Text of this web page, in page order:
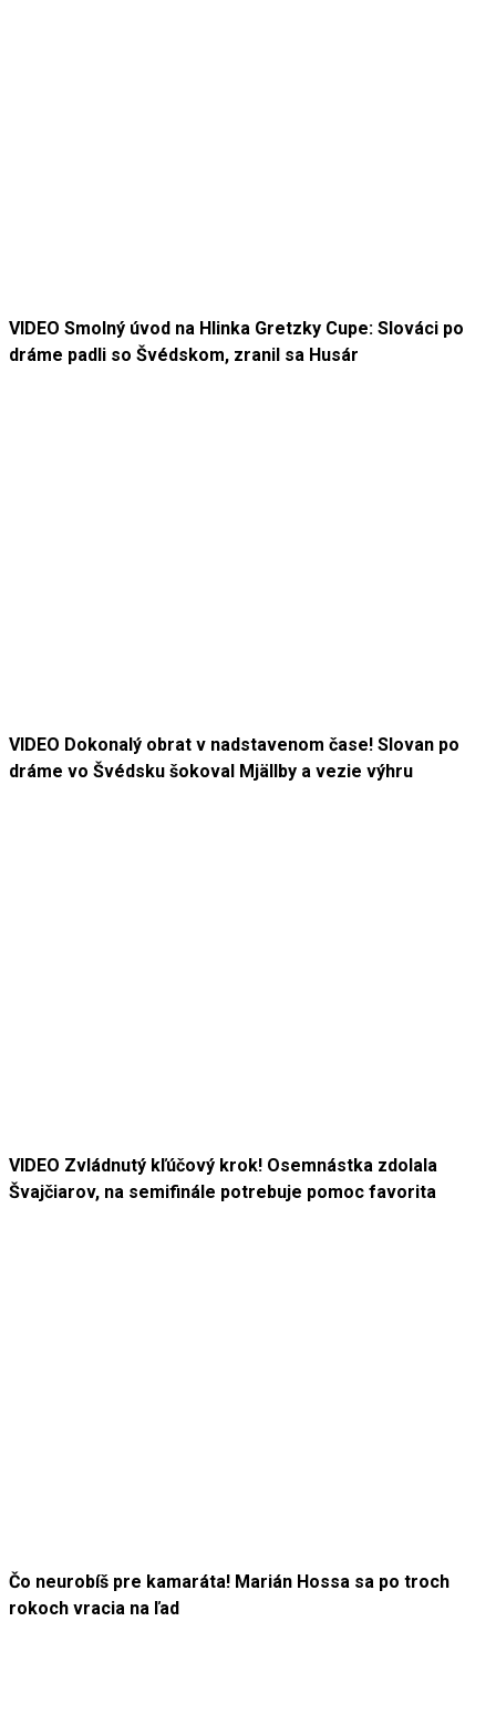
VIDEO Smolný úvod na Hlinka Gretzky Cupe: Slováci po
dráme padli so Švédskom, zranil sa Husár
VIDEO Dokonalý obrat v nadstavenom čase! Slovan po
dráme vo Švédsku šokoval Mjällby a vezie výhru
VIDEO Zvládnutý kľúčový krok! Osemnástka zdolala
Švajčiarov, na semifinále potrebuje pomoc favorita
Čo neurobíš pre kamaráta! Marián Hossa sa po troch
rokoch vracia na ľad